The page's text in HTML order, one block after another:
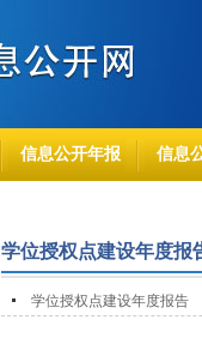
信息公开年报 信息
学位授权点建设年度报
学位授权点建设年度报告